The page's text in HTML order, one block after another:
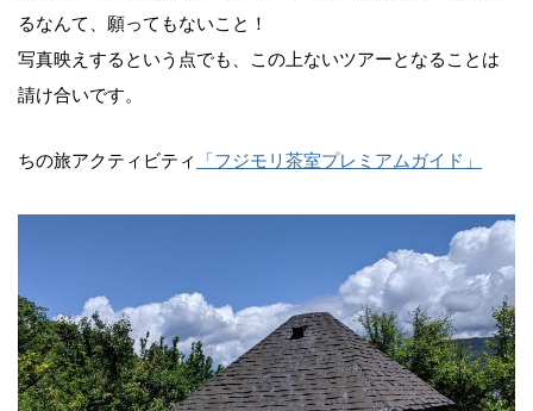
るなんて、願ってもないこと！
写真映えするという点でも、この上ないツアーとなることは
請け合いです。
ちの旅アクティビティ 「フジモリ茶室プレミアムガイド」